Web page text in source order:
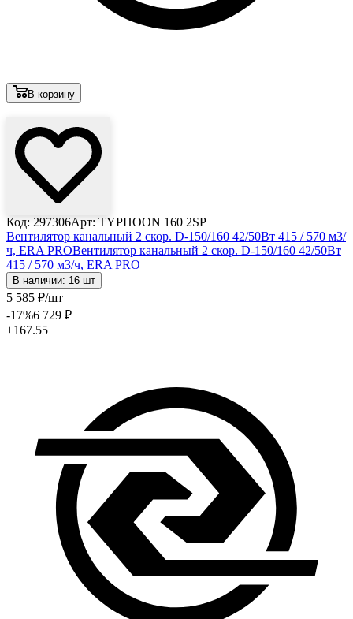
В корзину
Код: 297306Арт: TYPHOON 160 2SP
Вентилятор канальный 2 скор. D-150/160 42/50Вт 415 / 570 м3/
ч, ERA PROВентилятор канальный 2 скор. D-150/160 42/50Вт
415 / 570 м3/ч, ERA PRO
В наличии: 16 шт
5 585 ₽/шт
-17%6 729 ₽
+167.55